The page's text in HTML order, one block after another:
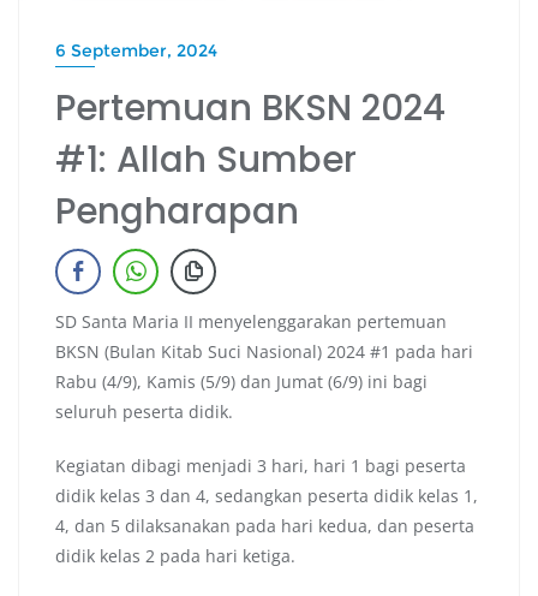
6 September, 2024
Pertemuan BKSN 2024
#1: Allah Sumber
Pengharapan
SD Santa Maria II menyelenggarakan pertemuan
BKSN (Bulan Kitab Suci Nasional) 2024 #1 pada hari
Rabu (4/9), Kamis (5/9) dan Jumat (6/9) ini bagi
seluruh peserta didik.
Kegiatan dibagi menjadi 3 hari, hari 1 bagi peserta
didik kelas 3 dan 4, sedangkan peserta didik kelas 1,
4, dan 5 dilaksanakan pada hari kedua, dan peserta
didik kelas 2 pada hari ketiga.